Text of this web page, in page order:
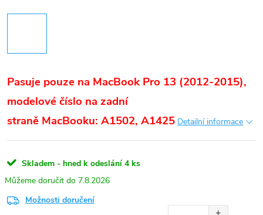
Pasuje pouze na MacBook Pro 13 (2012-2015),
modelové číslo na zadní
straně MacBooku: A1502, A1425 Detailní informace
Skladem - hned k odeslání 4 ks
7.8.2026
Možnosti doručení